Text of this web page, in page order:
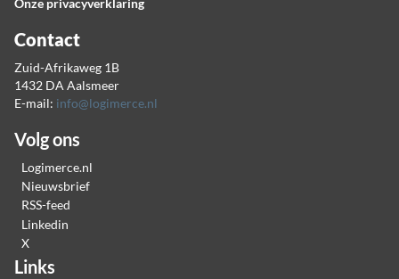
Contact
Zuid-Afrikaweg 1B
1432 DA Aalsmeer
E-mail: info@logimerce.nl
Volg ons
Logimerce.nl
Nieuwsbrief
RSS-feed
Linkedin
X
Links